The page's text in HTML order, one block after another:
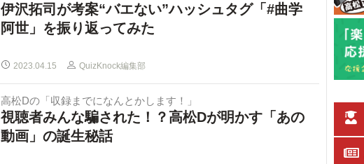
伊沢拓司が考案“バエない”ハッシュタグ「#曲学
阿世」を振り返ってみた
2023.04.15 QuizKnock編集部
高松Dの「収録までになんとかします！」
視聴者みんな騙された！？高松Dが明かす「あの
動画」の誕生秘話